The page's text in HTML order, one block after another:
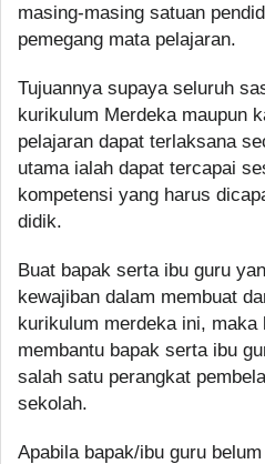
masing-masing satuan
pemegang mata pelajaran.
Tujuannya supaya seluruh
kurikulum Merdeka maupun
pelajaran dapat terlaksana
utama ialah dapat tercapai
kompetensi yang harus
didik.
Buat bapak serta ibu guru
kewajiban dalam membuat
kurikulum merdeka ini,
membantu bapak serta ibu
salah satu perangkat
sekolah.
Apabila bapak/ibu guru